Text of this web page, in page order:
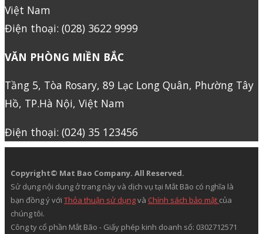
Việt Nam
Điện thoại: (028) 3622 9999
VĂN PHÒNG MIỀN BẮC
Tầng 5, Tòa Rosary, 89 Lạc Long Quân, Phường Tây
Hồ, TP.Hà Nội, Việt Nam
Điện thoại: (024) 35 123456
Copyright© Mat Bao Company. All Reserved.
Sử dụng nội dung ở trang này và dịch vụ tại Mắt Bão có nghĩa là
bạn đồng ý với Thỏa thuận sử dụngvà Chính sách bảo mật của
chúng tôi.
Công ty cổ phần Mắt Bão - Giấy phép kinh doanh số: 0302712571